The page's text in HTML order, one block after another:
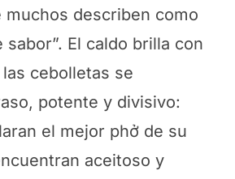
muchos describen como
sabor”. El caldo brilla con
cebolletas se
potente y divisivo:
el mejor phở de su
aceitoso y